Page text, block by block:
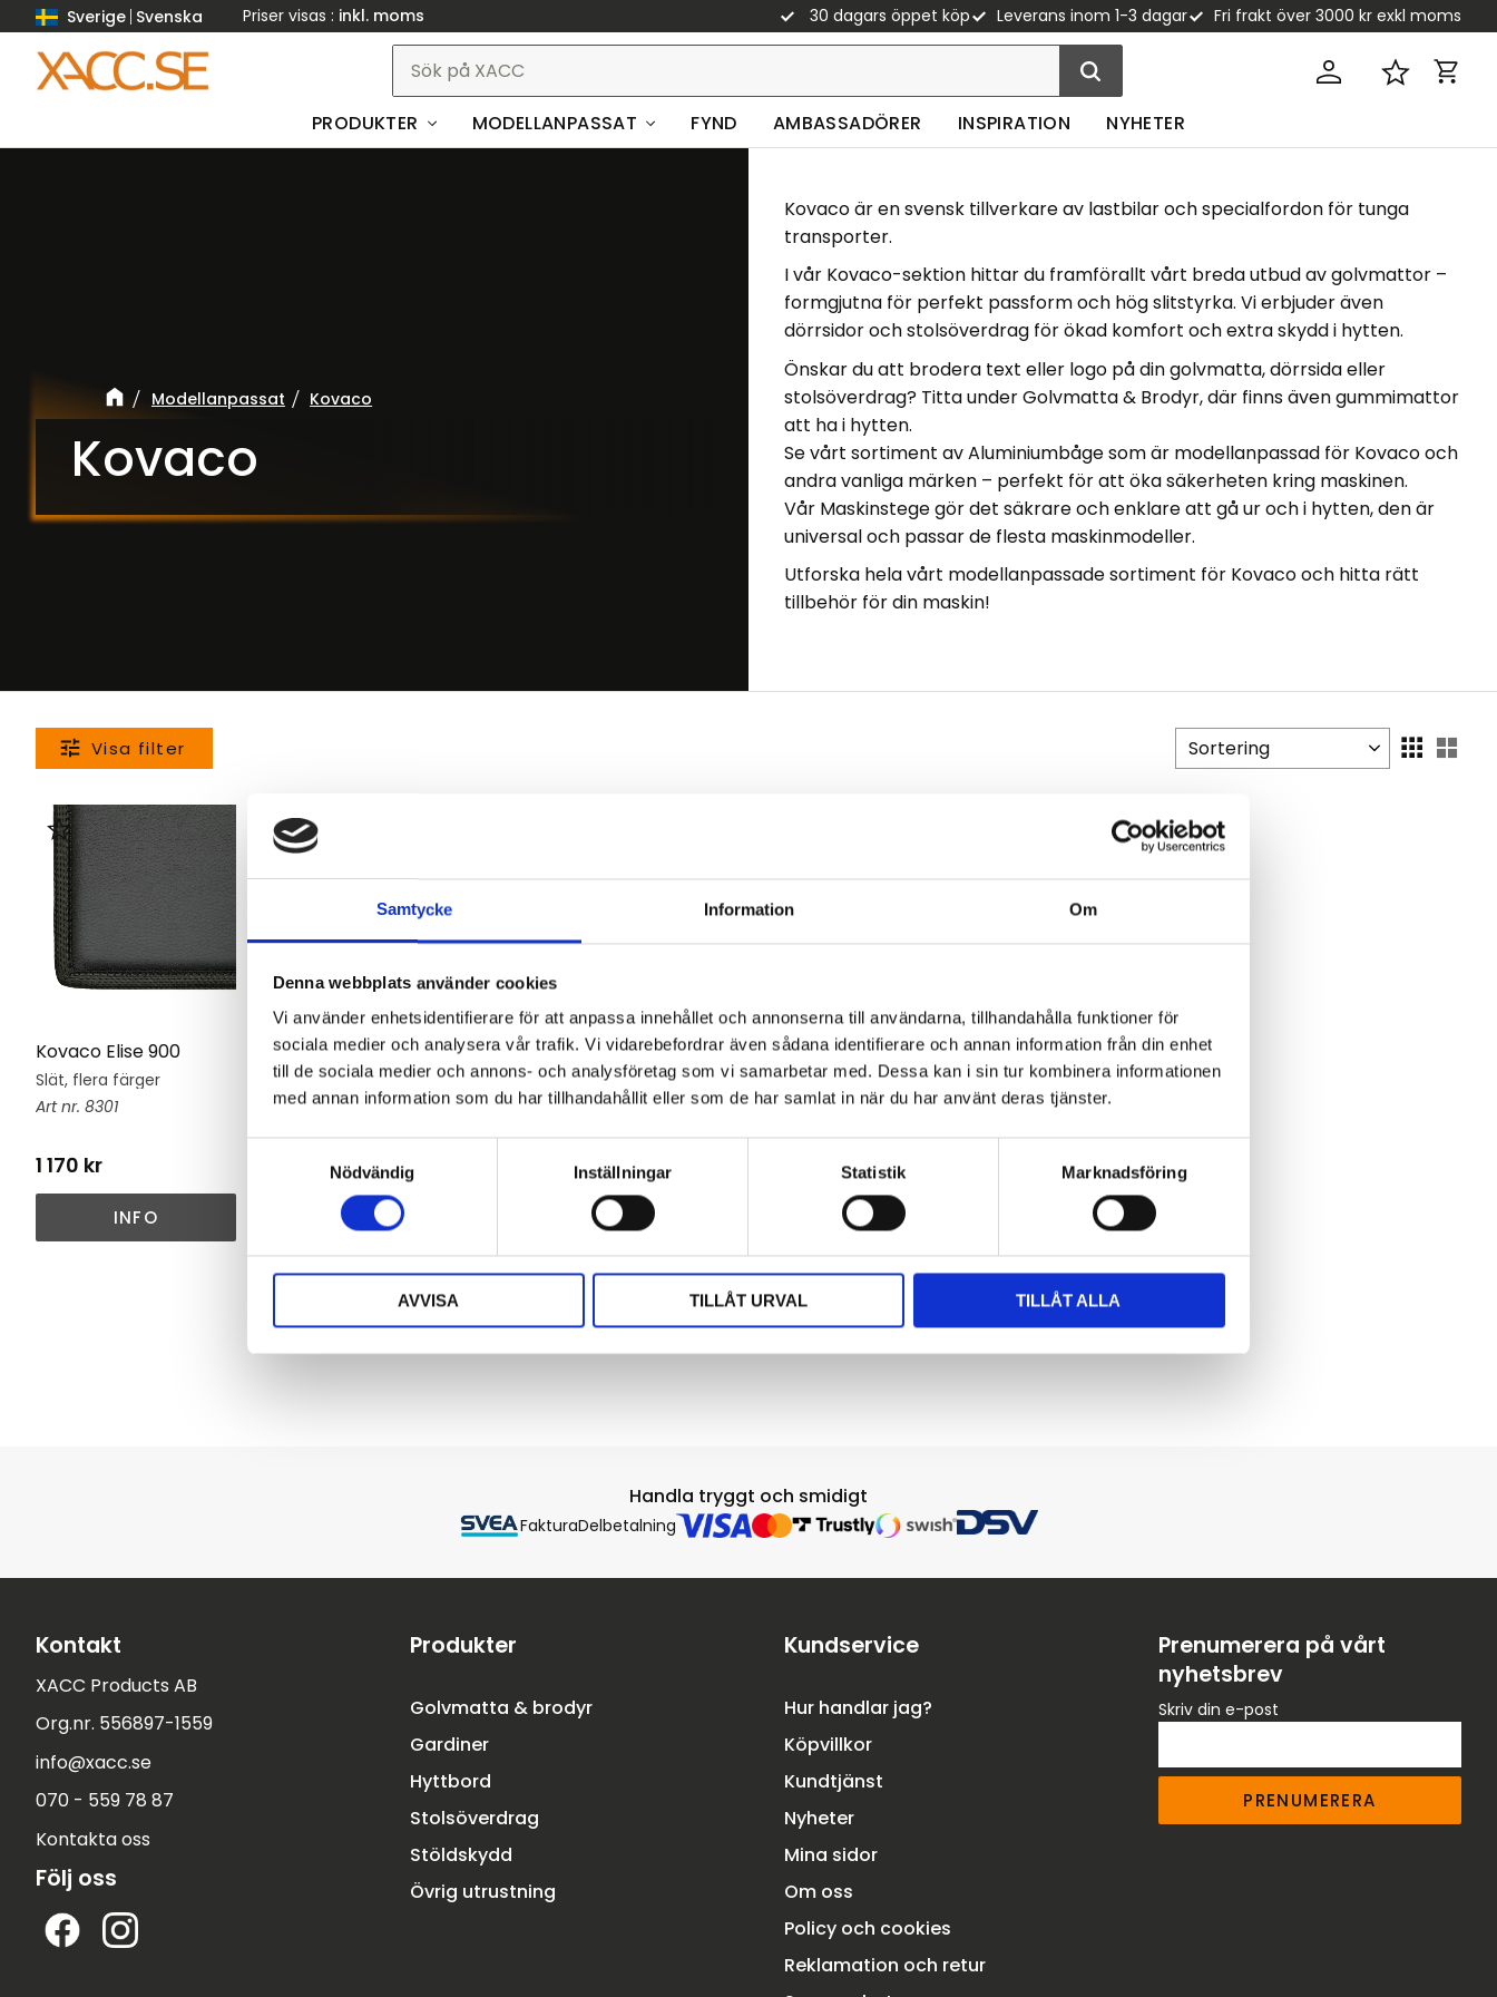
Samtycke Information Om
Denna webbplats använder cookies
Vi använder enhetsidentifierare för att anpassa innehållet och annonserna till användarna, tillhandahålla funktioner för
sociala medier och analysera vår trafik. Vi vidarebefordrar även sådana identifierare och annan information från din enhet
till de sociala medier och annons- och analysföretag som vi samarbetar med. Dessa kan i sin tur kombinera informationen
med annan information som du har tillhandahållit eller som de har samlat in när du har använt deras tjänster.
y
Nödvändig Inställningar Statistik Marknadsföring
AVVISA TILLÅT URVAL TILLÅT ALLA
Sverige Svenska Priser visas inkl. moms 30 dagars öppet köp Leverans inom 1-3 dagar Fri frakt över 3000 kr exkl moms
Favoriter
PRODUKTER MODELLANPASSAT FYND AMBASSADÖRER INSPIRATION NYHETER
Kovaco
Modellanpassat Kovaco
Kovaco är en svensk tillverkare av lastbilar och specialfordon för tunga
transporter.
I vår Kovaco-sektion hittar du framförallt vårt breda utbud av golvmattor –
formgjutna för perfekt passform och hög slitstyrka. Vi erbjuder även
dörrsidor och stolsöverdrag för ökad komfort och extra skydd i hytten.
Önskar du att brodera text eller logo på din golvmatta, dörrsida eller
stolsöverdrag? Titta underGolvmatta & Brodyr, där finns även gummimattor
att ha i hytten.
Se vårt sortiment avAluminiumbågesom är modellanpassad för Kovaco och
andra vanliga märken – perfekt för att öka säkerheten kring maskinen.
Vår Maskinstegegör det säkrare och enklare att gå ur och i hytten, den är
universal och passar de flesta maskinmodeller.
Utforska hela vårt modellanpassade sortiment för Kovacooch hitta rätt
tillbehör för din maskin!
Välj sortering
Kovaco Elise 900
Slät, flera färger
8301
1 170 kr
Lägg till i favoriter
INFO
Kovaco Elise 900
Diamant, flera färger
5789
1 440kr
Lägg till i favoriter
INFO
Kovaco Elise 900 Basic
Svart/Grå
Basic, Svart/Grå
kr
KÖP
Handla tryggt och smidigt
FakturaDelbetalning
Kontakt
XACC Products AB
Org.nr. 556897-1559
info@xacc.se
070 - 559 78 87
Kontakta oss
Följ oss
Prenumerera på vårt
nyhetsbrev
Skriv din e-post
PRENUMERERA
Produkter
Golvmatta & brodyr
Gardiner
Hyttbord
Stolsöverdrag
Stöldskydd
Övrig utrustning
Kundservice
Hur handlar jag?
Köpvillkor
Kundtjänst
Nyheter
Mina sidor
Om oss
Policy och cookies
Reklamation och retur